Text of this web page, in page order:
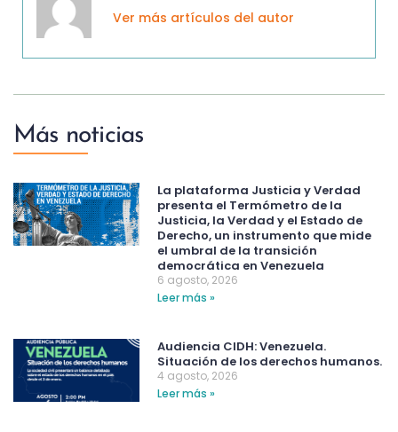
Ver más artículos del autor
Más noticias
La plataforma Justicia y Verdad
presenta el Termómetro de la
Justicia, la Verdad y el Estado de
Derecho, un instrumento que mide
el umbral de la transición
democrática en Venezuela
6 agosto, 2026
Leer más »
Audiencia CIDH: Venezuela.
Situación de los derechos humanos.
4 agosto, 2026
Leer más »